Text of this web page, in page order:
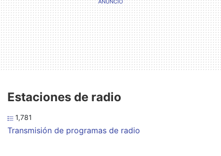
Estaciones de radio
1,781
Transmisión de programas de radio